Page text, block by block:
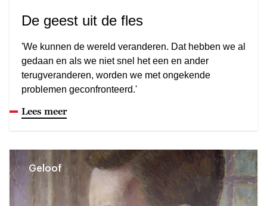
De geest uit de fles
'We kunnen de wereld veranderen. Dat hebben we al
gedaan en als we niet snel het een en ander
terugveranderen, worden we met ongekende
problemen geconfronteerd.'
Lees meer
Geloof